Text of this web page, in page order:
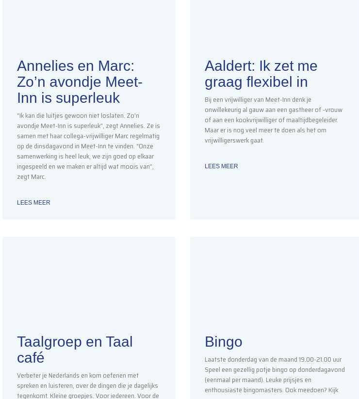
Annelies en Marc:
Zo’n avondje Meet-
Inn is superleuk
“Ik kan die luitjes gewoon niet loslaten. Zo’n
avondje Meet-Inn is superleuk”, zegt Annelies. Ze is
samen met haar collega-vrijwilliger Marc regelmatig
op de dinsdagavond in Meet-Inn te vinden. “Onze
samenwerking is heel leuk, we zijn goed op elkaar
ingespeeld en we maken er altijd wat moois van”,
zegt Marc.
LEES MEER
Aaldert: Ik zet me
graag flexibel in
Bij een vrijwilliger van Meet-Inn denk je
onwillekeurig al gauw aan een gastheer of -vrouw
of aan een kookvrijwilliger of maaltijdbegeleider.
Maar er is nog veel meer te doen als het om
vrijwilligerswerk gaat.
LEES MEER
Taalgroep en Taal
café
Verbeter je Nederlands en kom oefenen met
spreken en luisteren, over de dingen die je dagelijks
tegenkomt. Kleine groepjes. Voor iedereen. Voor de
Bingo​​
Laatste donderdag van de maand 19.00-21.00 uur
Speel een gezellig potje bingo op donderdagavond
(eenmaal per maand). Leuke prijsjes en
enthousiaste bingomasters. Ook meedoen? Kijk